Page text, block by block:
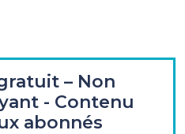
de recherche Institut de
stratégiques
– Non
- Contenu
abonnés